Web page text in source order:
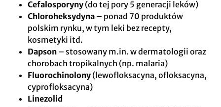
Cefalosporyny (do tej pory 5 generacji leków)
Chloroheksydyna – ponad 70 produktów
polskim rynku, w tym leki bez recepty,
kosmetyki itd.
Dapson – stosowany m.in. w dermatologii oraz
chorobach tropikalnych (np. malaria)
Fluorochinolony (lewofloksacyna, ofloksacyna,
cyprofloksacyna)
Linezolid